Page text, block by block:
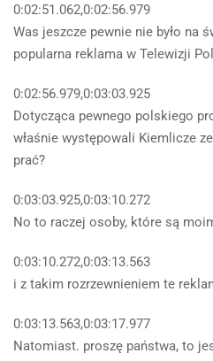
0:02:51.062,0:02:56.979
Was jeszcze pewnie nie było na
popularna reklama w Telewizji
0:02:56.979,0:03:03.925
Dotycząca pewnego polskiego
właśnie występowali Kiemlicze
prać?
0:03:03.925,0:03:10.272
No to raczej osoby, które są
0:03:10.272,0:03:13.563
i z takim rozrzewnieniem te
0:03:13.563,0:03:17.977
Natomiast. proszę państwa, to